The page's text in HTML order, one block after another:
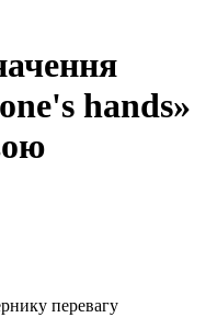
hands»
перевагу